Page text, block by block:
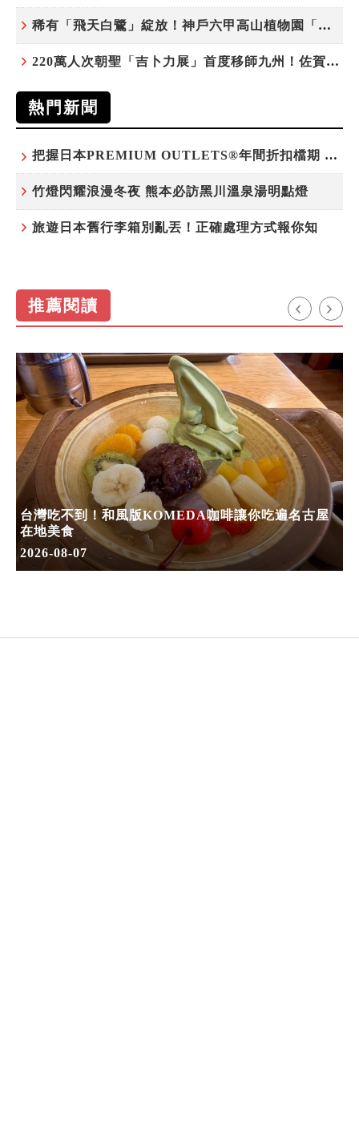
稀有「飛天白鷺」綻放！神戶六甲高山植物園「鷺草」珍貴現身
220萬人次朝聖「吉卜力展」首度移師九州！佐賀站早鳥平日套票8/10搶先開賣
熱門新聞
把握日本PREMIUM OUTLETS®年間折扣檔期 越買越划算
竹燈閃耀浪漫冬夜 熊本必訪黑川溫泉湯明點燈
旅遊日本舊行李箱別亂丟！正確處理方式報你知
推薦閱讀
台灣吃不到！和風版KOMEDA咖啡讓你吃遍名古屋
在地美食
2026-08-07